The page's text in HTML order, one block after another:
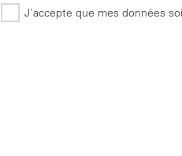
J'accepte que mes données